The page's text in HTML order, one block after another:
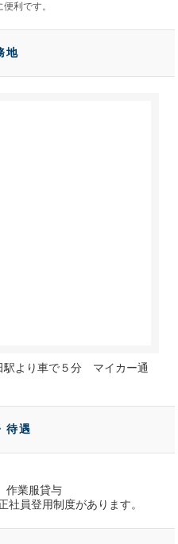
利です。
地
より車で５分 マイカー通
待遇
作業服貸与
員登用制度があります。